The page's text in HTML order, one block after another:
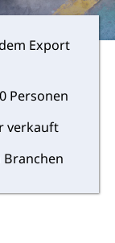
Export
Personen
verkauft
Branchen